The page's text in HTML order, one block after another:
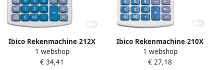
Ibico Rekenmachine 212X
1 webshop
€ 34,41
Ibico Rekenmachine 210X
1 webshop
€ 27,18